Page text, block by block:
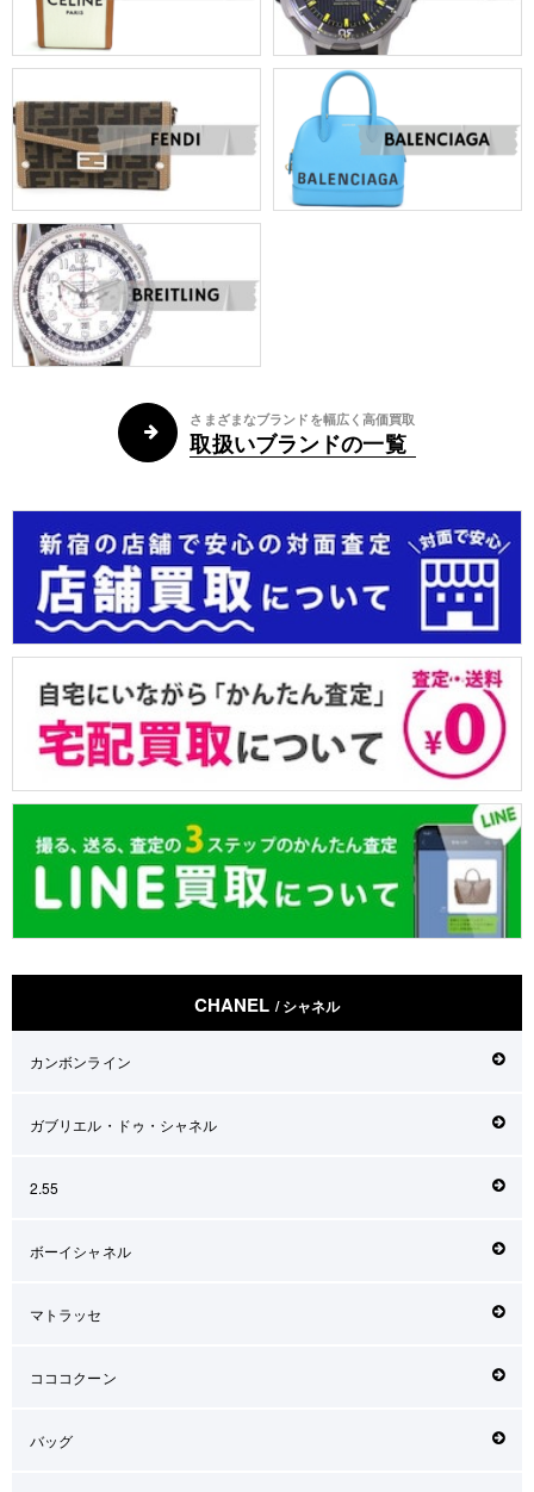
さまざまなブランドを幅広く高価買取
取扱いブランドの一覧
CHANEL / シャネル
カンボンライン
ガブリエル・ドゥ・シャネル
2.55
ボーイシャネル
マトラッセ
コココクーン
バッグ